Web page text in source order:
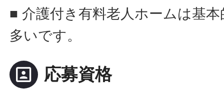
■ 介護付き有料老人ホームは基
多いです。
portrait 応募資格